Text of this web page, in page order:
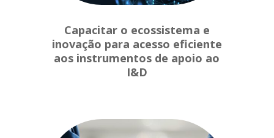
Capacitar o ecossistema e
inovação para acesso eficiente
aos instrumentos de apoio ao
I&D